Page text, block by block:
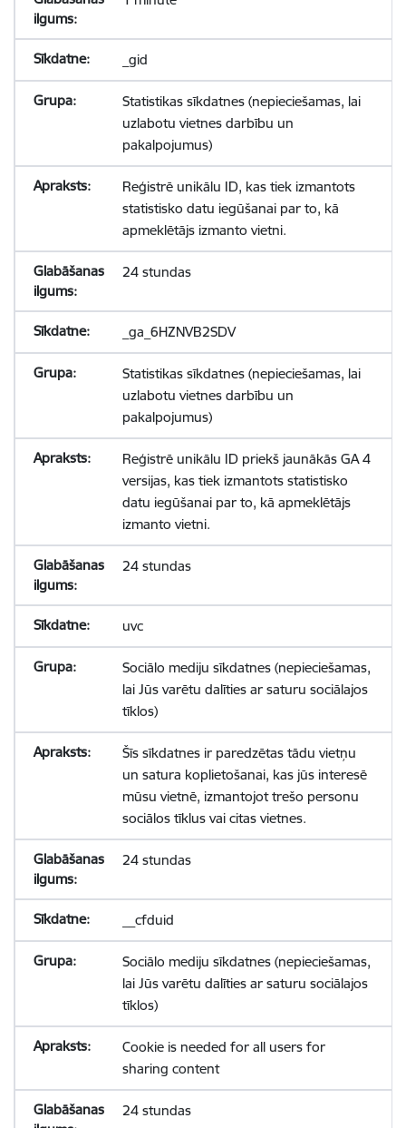
_gid
Statistikas sīkdatnes (nepieciešamas, lai
uzlabotu vietnes darbību un
pakalpojumus)
Reģistrē unikālu ID, kas tiek izmantots
statistisko datu iegūšanai par to, kā
apmeklētājs izmanto vietni.
24 stundas
_ga_6HZNVB2SDV
Statistikas sīkdatnes (nepieciešamas, lai
uzlabotu vietnes darbību un
pakalpojumus)
Reģistrē unikālu ID priekš jaunākās GA 4
versijas, kas tiek izmantots statistisko
datu iegūšanai par to, kā apmeklētājs
izmanto vietni.
24 stundas
uvc
Sociālo mediju sīkdatnes (nepieciešamas,
lai Jūs varētu dalīties ar saturu sociālajos
tīklos)
Šīs sīkdatnes ir paredzētas tādu vietņu
un satura koplietošanai, kas jūs interesē
mūsu vietnē, izmantojot trešo personu
sociālos tīklus vai citas vietnes.
24 stundas
__cfduid
Sociālo mediju sīkdatnes (nepieciešamas,
lai Jūs varētu dalīties ar saturu sociālajos
tīklos)
Cookie is needed for all users for
sharing content
24 stundas